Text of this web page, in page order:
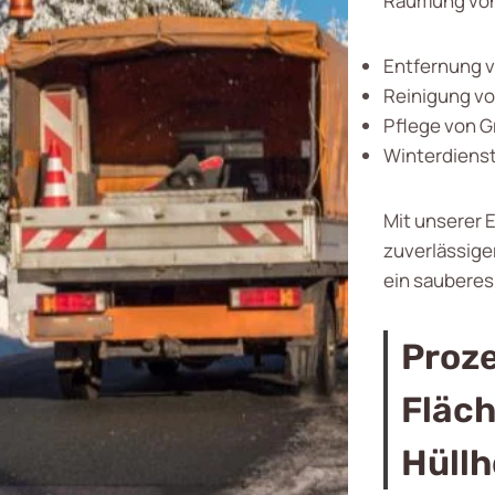
Entfernung
Reinigung
Pflege von
Mit unserer
ein